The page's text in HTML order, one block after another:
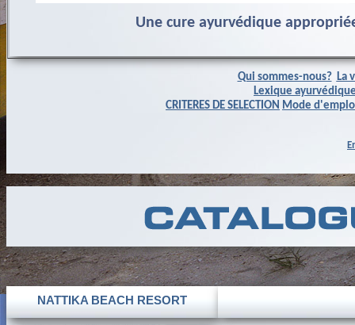
Une cure ayurvédique
Qui sommes-nous? La
Lexique
CRITERES DE SELECTION Mode
NATTIKA BEACH RESORT